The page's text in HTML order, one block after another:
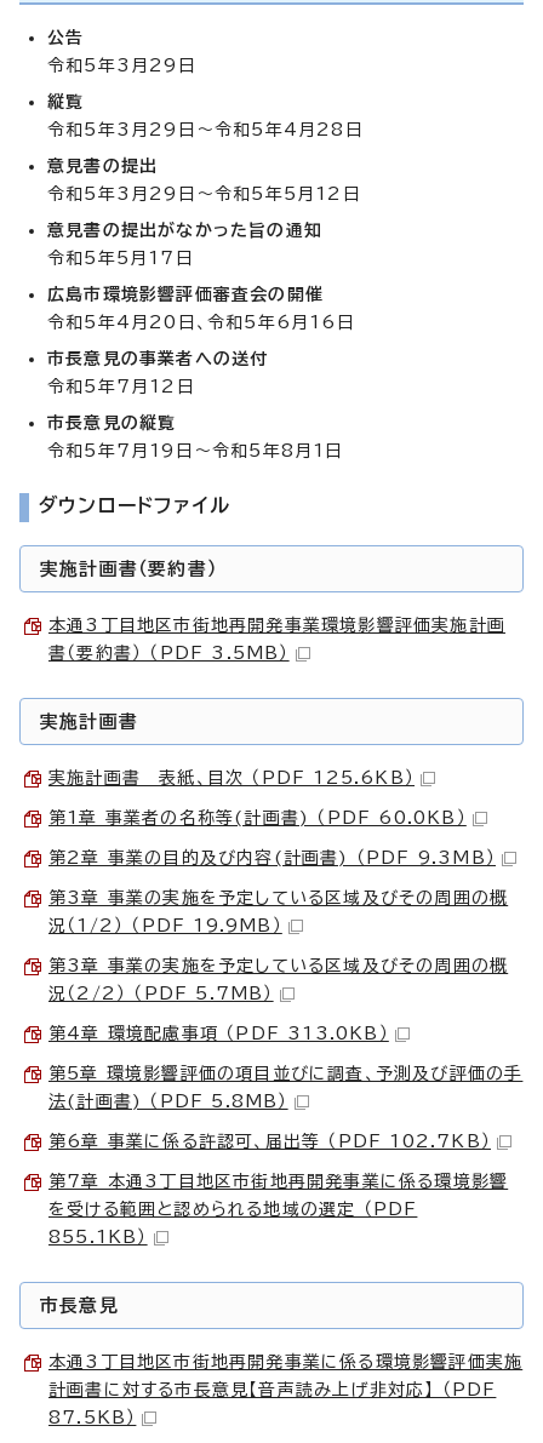
公告
令和5年3月29日
縦覧
令和5年3月29日～令和5年4月28日
意見書の提出
令和5年3月29日～令和5年5月12日
意見書の提出がなかった旨の通知
令和5年5月17日
広島市環境影響評価審査会の開催
令和5年4月20日、令和5年6月16日
市長意見の事業者への送付
令和5年7月12日
市長意見の縦覧
令和5年7月19日～令和5年8月1日
ダウンロードファイル
実施計画書（要約書）
本通3丁目地区市街地再開発事業環境影響評価実施計画
書（要約書） （PDF 3.5MB）
実施計画書
実施計画書 表紙、目次 （PDF 125.6KB）
第1章 事業者の名称等(計画書) （PDF 60.0KB）
第2章 事業の目的及び内容(計画書) （PDF 9.3MB）
第3章 事業の実施を予定している区域及びその周囲の概
況（1/2） （PDF 19.9MB）
第3章 事業の実施を予定している区域及びその周囲の概
況（2/2） （PDF 5.7MB）
第4章 環境配慮事項 （PDF 313.0KB）
第5章 環境影響評価の項目並びに調査、予測及び評価の手
法(計画書) （PDF 5.8MB）
第6章 事業に係る許認可、届出等 （PDF 102.7KB）
第7章 本通3丁目地区市街地再開発事業に係る環境影響
を受ける範囲と認められる地域の選定 （PDF
855.1KB）
市長意見
本通3丁目地区市街地再開発事業に係る環境影響評価実施
計画書に対する市長意見【音声読み上げ非対応】 （PDF
87.5KB）